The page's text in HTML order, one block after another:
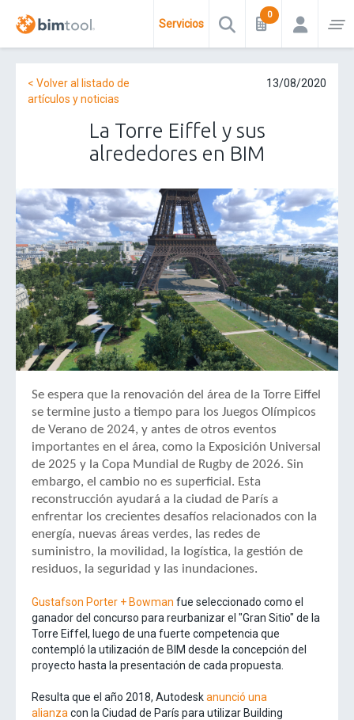
Servicios
< Volver al listado de
artículos y noticias
13/08/2020
La Torre Eiffel y sus
alrededores en BIM
Se espera que la renovación del área de la Torre Eiffel
se termine justo a tiempo para los Juegos Olímpicos
de Verano de 2024, y antes de otros eventos
importantes en el área, como la Exposición Universal
de 2025 y la Copa Mundial de Rugby de 2026. Sin
embargo, el cambio no es superficial. Esta
reconstrucción ayudará a la ciudad de París a
enfrentar los crecientes desafíos relacionados con la
energía, nuevas áreas verdes, las redes de
suministro, la movilidad, la logística, la gestión de
residuos, la seguridad y las inundaciones.
Gustafson Porter + Bowman fue seleccionado como el
ganador del concurso para reurbanizar el "Gran Sitio" de la
Torre Eiffel, luego de una fuerte competencia que
contempló la utilización de BIM desde la concepción del
proyecto hasta la presentación de cada propuesta.
Resulta que el año 2018, Autodeskanunció una
alianza con la Ciudad de París para utilizar Building